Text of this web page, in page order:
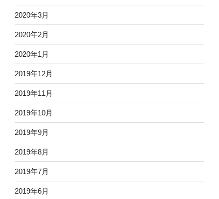
2020年3月
2020年2月
2020年1月
2019年12月
2019年11月
2019年10月
2019年9月
2019年8月
2019年7月
2019年6月